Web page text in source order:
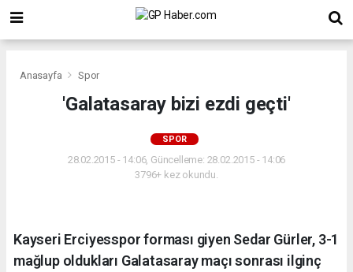
Anasayfa Spor
'Galatasaray bizi ezdi geçti'
SPOR
28.02.2015 - 14:06, Güncelleme: 28.02.2015 - 14:06
3796+ kez okundu.
Kayseri Erciyesspor forması giyen Sedar Gürler, 3-1
mağlup oldukları Galatasaray maçı sonrası ilginç